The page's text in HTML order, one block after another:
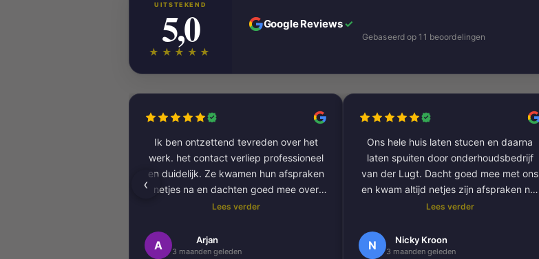
UITSTEKEND
5,0
★★★★★
Google Reviews✓
Gebaseerd op 11 beoordelingen
Ik ben ontzettend tevreden over het
werk. het contact verliep professioneel
en duidelijk. Ze kwamen hun afspraken
netjes na en dachten goed mee over
kleurkeuze en afwerking.
Het schilderwerk zelf is van hoge
kwaliteit uitgevoerd. Alles is strak
Lees verder
A Arjan
3 maanden geleden
Ons hele huis laten stucen en daarna
laten spuiten door onderhoudsbedrijf
van der Lugt. Dacht goed mee met ons
en kwam altijd netjes zijn afspraken na.
De volgende klus hebben we al gepland
Nogmaals bedankt.
Lees verder
N Nicky Kroon
3 maanden geleden
‹